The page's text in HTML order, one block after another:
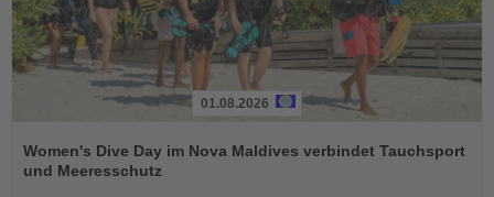
Sie
die
01.08.2026
Women's Dive Day im Nova Maldives verbindet Tauchsport
und Meeresschutz